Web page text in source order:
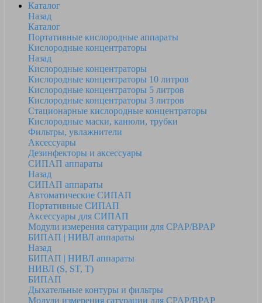
Каталог
Назад
Каталог
Портативные кислородные аппараты
Кислородные концентраторы
Назад
Кислородные концентраторы
Кислородные концентраторы 10 литров
Кислородные концентраторы 5 литров
Кислородные концентраторы 3 литров
Стационарные кислородные концентраторы
Кислородные маски, канюли, трубки
Фильтры, увлажнители
Аксессуары
Дезинфекторы и аксессуары
СИПАП аппараты
Назад
СИПАП аппараты
Автоматические СИПАП
Портативные СИПАП
Аксессуары для СИПАП
Модули измерения сатурации для CPAP/BPAP
БИПАП | НИВЛ аппараты
Назад
БИПАП | НИВЛ аппараты
НИВЛ (S, ST, T)
БИПАП
Дыхательные контуры и фильтры
Модули измерения сатурации для CPAP/BPAP